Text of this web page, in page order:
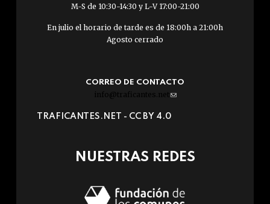
M-S de 10:30-14:30 y L-V 17:00-21:00
En julio el horario de tarde es de 18:00h a 21:00h
Agosto cerrado
CORREO DE CONTACTO
info@traficantes.net (link
e-
TRAFICANTES.NET - CC BY 4.0
NUESTRAS REDES